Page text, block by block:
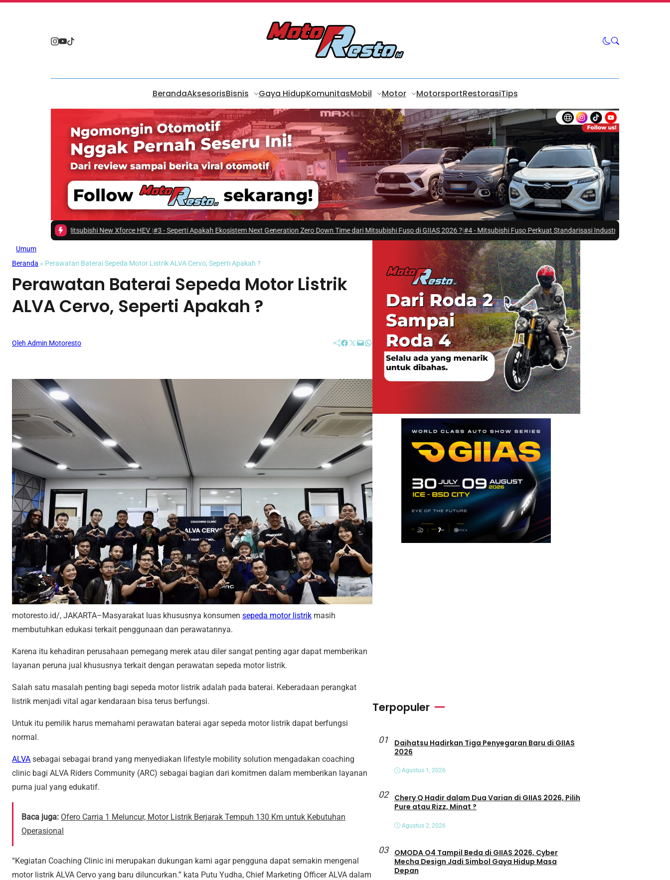
BerandaAksesorisBisnis Gaya HidupKomunitasMobil Motor MotorsportRestorasiTips
Mitsubishi New Xforce HEV|#3 -Seperti Apakah Ekosistem Next Generation Zero Down Time dari Mitsubishi Fuso di GIIAS 2026 ?|#4 -Mitsubishi Fuso Perkuat Standarisasi Industri Karoseri Lewat Fuso Karoseri
Umum
Beranda » Perawatan Baterai Sepeda Motor Listrik ALVA Cervo, Seperti Apakah ?
Perawatan Baterai Sepeda Motor Listrik
ALVA Cervo, Seperti Apakah ?
Oleh Admin Motoresto Facebook Twitter Mail WhatsApp
motoresto.id/, JAKARTA–Masyarakat luas khususnya konsumen sepeda motor listrik masih
membutuhkan edukasi terkait penggunaan dan perawatannya.
Karena itu kehadiran perusahaan pemegang merek atau diler sangat penting agar dapat memberikan
layanan peruna jual khususnya terkait dengan perawatan sepeda motor listrik.
Salah satu masalah penting bagi sepeda motor listrik adalah pada baterai. Keberadaan perangkat
listrik menjadi vital agar kendaraan bisa terus berfungsi.
Untuk itu pemilik harus memahami perawatan baterai agar sepeda motor listrik dapat berfungsi
normal.
ALVA sebagai sebagai brand yang menyediakan lifestyle mobility solution mengadakan coaching
clinic bagi ALVA Riders Community (ARC) sebagai bagian dari komitmen dalam memberikan layanan
purna jual yang edukatif.
Baca juga: Ofero Carria 1 Meluncur, Motor Listrik Berjarak Tempuh 130 Km untuk Kebutuhan
Operasional
“Kegiatan Coaching Clinic ini merupakan dukungan kami agar pengguna dapat semakin mengenal
motor listrik ALVA Cervo yang baru diluncurkan.” kata Putu Yudha, Chief Marketing Officer ALVA dalam
Terpopuler
01
Daihatsu Hadirkan Tiga Penyegaran Baru di GIIAS
2026
Agustus 1, 2026
02
Chery Q Hadir dalam Dua Varian di GIIAS 2026, Pilih
Pure atau Rizz, Minat ?
Agustus 2, 2026
03
OMODA O4 Tampil Beda di GIIAS 2026, Cyber
Mecha Design Jadi Simbol Gaya Hidup Masa
Depan